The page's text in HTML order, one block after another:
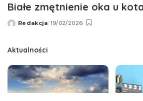
Białe zmętnienie oka u
Wysłany
Redakcja 19/02/2026
Aktualności